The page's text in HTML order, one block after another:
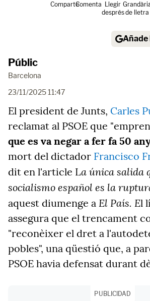
ComparteComenta Llegir
desprésde lletra
Añade
Públic
Barcelona
23/11/2025 11:47
El president de Junts, Carles
reclamat al PSOE que
que es va negar a fer fa 50
mort del dictador Francisco
dit en l'article La única salida
socialismo español es la
aquest diumenge a El País. El
assegura que el trencament
"reconèixer el dret a
pobles", una qüestió que, a
PSOE havia defensat durant
PUBLICIDAD